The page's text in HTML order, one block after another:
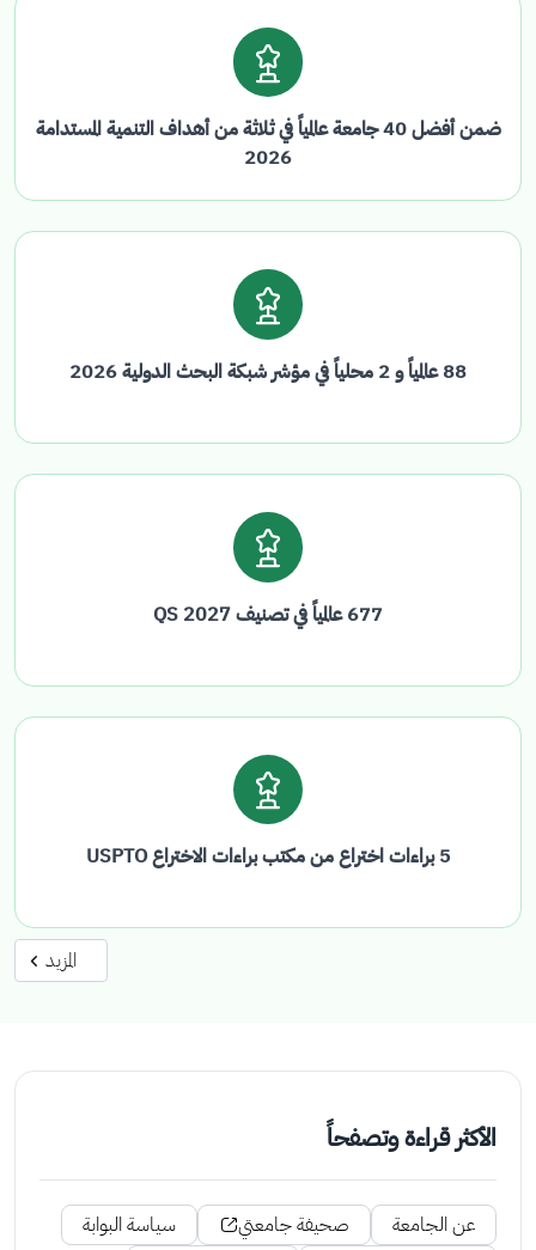
ضمن أفضل 40 جامعة عالمياً في ثلاثة من أهداف التنمية المستدامة
2026
88 عالمياً و 2 محلياً في مؤشر شبكة البحث الدولية 2026
677 عالمياً في تصنيف QS 2027
5 براءات اختراع من مكتب براءات الاختراع USPTO
المزيد
الأكثر قراءة وتصفحاً
عن الجامعة صحيفة جامعتي
سياسة البوابة